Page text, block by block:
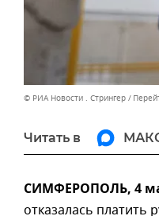
© РИА Новости . Стрингер
Читать в
СИМФЕРОПОЛЬ, 4
отказалась платить